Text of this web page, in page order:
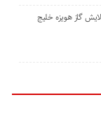
در مدیریت زیست ‌محیطی ٫پالایش گاز هویزه خلیج